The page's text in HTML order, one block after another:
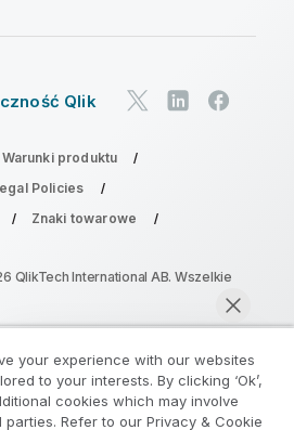
Qlik
Warunki produktu
Policies
Znaki towarowe
QlikTech International AB. Wszelkie
Modernizacji
your experience with our websites
to your interests. By clicking ‘Ok’,
cookies which may involve
Refer to our Privacy & Cookie